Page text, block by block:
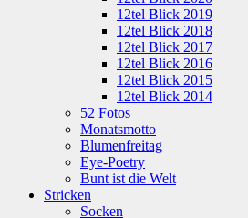
12tel Blick 2019
12tel Blick 2018
12tel Blick 2017
12tel Blick 2016
12tel Blick 2015
12tel Blick 2014
52 Fotos
Monatsmotto
Blumenfreitag
Eye-Poetry
Bunt ist die Welt
Stricken
Socken